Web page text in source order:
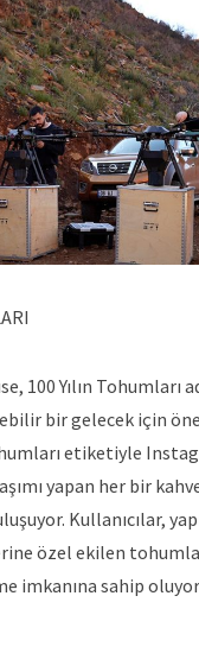
100 Yılın Tohumları
bir gelecek için
etiketiyle
yapan her bir
Kullanıcılar,
özel ekilen
imkanına sahip